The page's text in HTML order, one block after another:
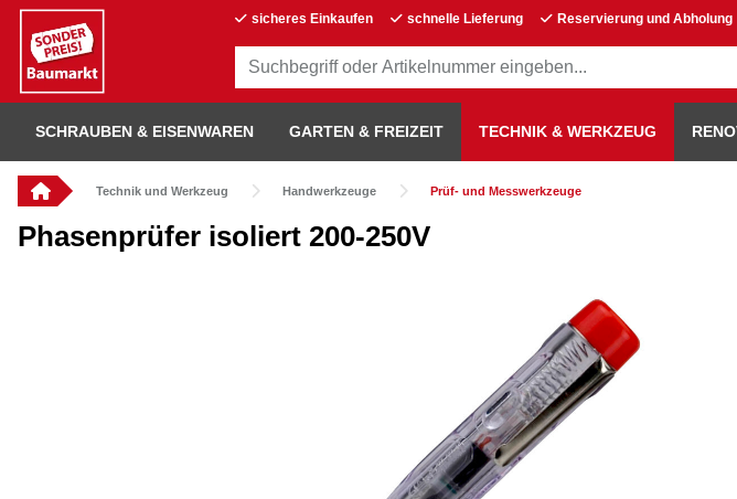
sicheres Einkaufen schnelle Lieferung Reservierung und Abholung
SCHRAUBEN & EISENWAREN GARTEN & FREIZEIT TECHNIK & WERKZEUG
Technik und Werkzeug Handwerkzeuge Prüf- und Messwerkzeuge
Phasenprüfer isoliert 200-250V